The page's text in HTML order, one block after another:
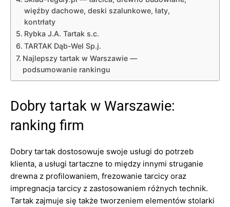
więźby dachowe, deski szalunkowe, łaty,
kontrłaty
Rybka J.A. Tartak s.c.
TARTAK Dąb-Wel Sp.j.
Najlepszy tartak w Warszawie —
podsumowanie rankingu
Dobry tartak w Warszawie:
ranking firm
Dobry tartak dostosowuje swoje usługi do potrzeb
klienta, a usługi tartaczne to między innymi struganie
drewna z profilowaniem, frezowanie tarcicy oraz
impregnacja tarcicy z zastosowaniem różnych technik.
Tartak zajmuje się także tworzeniem elementów stolarki